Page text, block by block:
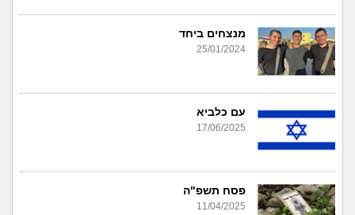
מנצחים ביחד
25/01/2024
עם כלביא
17/06/2025
פסח תשפ"ה
11/04/2025